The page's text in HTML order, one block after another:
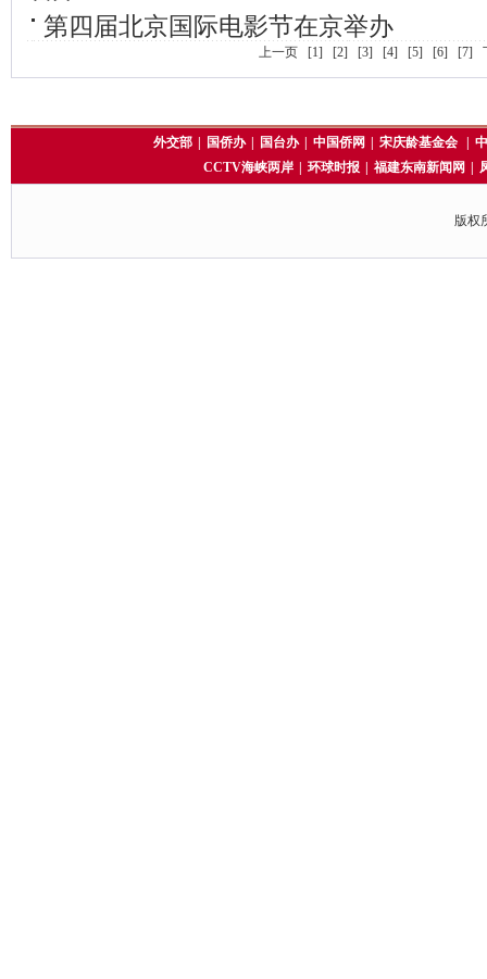
第四届北京国际电影节在京举办
上一页 [1] [2] [3] [4] [5] [6] [7]
外交部 国侨办 国台办 中国侨网 宋庆龄基金会
CCTV海峡两岸
环球时报 福建东南新闻网
版权